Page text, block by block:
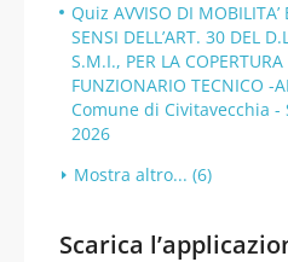
Quiz AVVISO DI MOBILITA’
SENSI DELL’ART. 30 DEL
S.M.I., PER LA
FUNZIONARIO TECNICO -
Comune di Civitavecchia
2026
Mostra altro... (6)
Scarica